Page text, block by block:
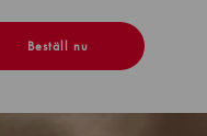
Beställ nu